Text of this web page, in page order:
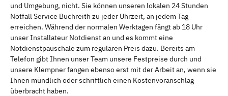
und Umgebung, nicht. Sie können unseren lokalen 24 Stunden
Notfall Service Buchreith zu jeder Uhrzeit, an jedem Tag
erreichen. Während der normalen Werktagen fängt ab 18 Uhr
unser Installateur Notdienst an und es kommt eine
Notdienstpauschale zum regulären Preis dazu. Bereits am
Telefon gibt Ihnen unser Team unsere Festpreise durch und
unsere Klempner fangen ebenso erst mit der Arbeit an, wenn sie
Ihnen mündlich oder schriftlich einen Kostenvoranschlag
überbracht haben.